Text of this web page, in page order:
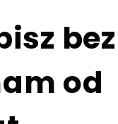
bez
od